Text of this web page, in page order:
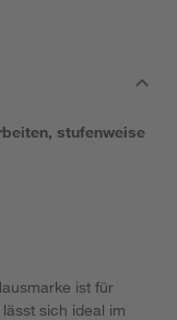
stufenweise
ist für
sich ideal im